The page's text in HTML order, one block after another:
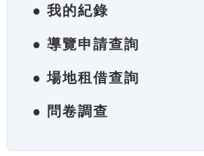
● 我的紀錄
● 導覽申請查詢
● 場地租借查詢
● 問卷調查